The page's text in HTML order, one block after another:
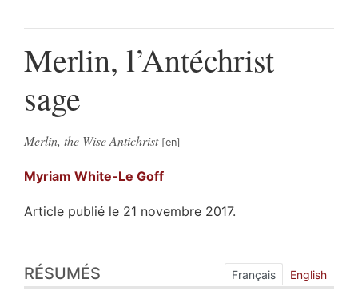
Merlin, l’Antéchrist
sage
Merlin, the Wise Antichrist
Myriam White-Le Goff
Article publié le 21 novembre 2017.
Index
Plan
RÉSUMÉS Français English